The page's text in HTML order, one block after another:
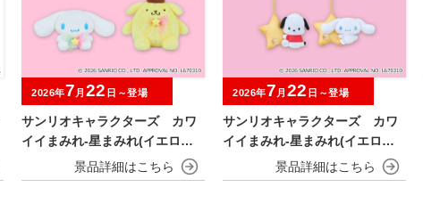
サンリオキャラクターズ カワ
イイまみれ-星まみれ(イエロー)-
ぬいぐるみ
2026年7 月 22 日～登場
サンリオキャラクターズ カワ
イイまみれ-星まみれ(イエロー)-
マスコット
2026年7 月 22 日～登場